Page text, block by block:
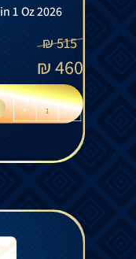
1 Oz 2026
515
₪
460
₪
-
+